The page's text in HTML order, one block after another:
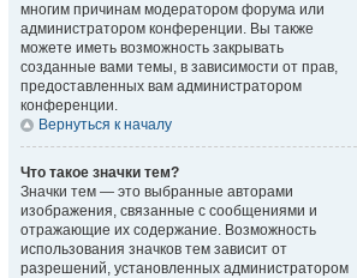
многим причинам модератором форума или
администратором конференции. Вы также
можете иметь возможность закрывать
созданные вами темы, в зависимости от прав,
предоставленных вам администратором
конференции.
Вернуться к началу
Что такое значки тем?
Значки тем — это выбранные авторами
изображения, связанные с сообщениями и
отражающие их содержание. Возможность
использования значков тем зависит от
разрешений, установленных администратором